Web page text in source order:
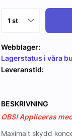
Webblager:
Lagerstatus i våra
Leveranstid:
BESKRIVNING
OBS! Appliceras
Maximalt skydd